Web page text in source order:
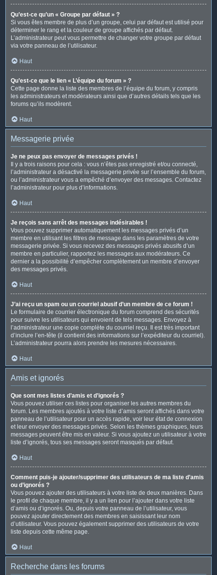
Qu’est-ce qu’un « Groupe par défaut » ?
Si vous êtes membre de plus d’un groupe, celui par défaut est utilisé pour
déterminer le rang et la couleur de groupe affichés par défaut.
L’administrateur peut vous permettre de changer votre groupe par défaut
via votre panneau de l’utilisateur.
Haut
Qu’est-ce que le lien « L’équipe du forum » ?
Cette page donne la liste des membres de l’équipe du forum, y compris
les administrateurs et modérateurs ainsi que d’autres détails tels que les
forums qu’ils modèrent.
Haut
Messagerie privée
Je ne peux pas envoyer de messages privés !
Il y a trois raisons pour cela : vous n’êtes pas enregistré et/ou connecté,
l’administrateur a désactivé la messagerie privée sur l’ensemble du forum,
ou l’administrateur vous a empêché d’envoyer des messages. Contactez
l’administrateur pour plus d’informations.
Haut
Je reçois sans arrêt des messages indésirables !
Vous pouvez supprimer automatiquement les messages privés d’un
membre en utilisant les filtres de message dans les paramètres de votre
messagerie privée. Si vous recevez des messages privés abusifs d’un
membre en particulier, rapportez les messages aux modérateurs. Ce
dernier a la possibilité d’empêcher complètement un membre d’envoyer
des messages privés.
Haut
J’ai reçu un spam ou un courriel abusif d’un membre de ce forum !
Le formulaire de courrier électronique du forum comprend des sécurités
pour suivre les utilisateurs qui envoient de tels messages. Envoyez à
l’administrateur une copie complète du courriel reçu. Il est très important
d’inclure l’en-tête (il contient des informations sur l’expéditeur du courriel).
L’administrateur pourra alors prendre les mesures nécessaires.
Haut
Amis et ignorés
Que sont mes listes d’amis et d’ignorés ?
Vous pouvez utiliser ces listes pour organiser les autres membres du
forum. Les membres ajoutés à votre liste d’amis seront affichés dans votre
panneau de l’utilisateur pour un accès rapide, voir leur état de connexion
et leur envoyer des messages privés. Selon les thèmes graphiques, leurs
messages peuvent être mis en valeur. Si vous ajoutez un utilisateur à votre
liste d’ignorés, tous ses messages seront masqués par défaut.
Haut
Comment puis-je ajouter/supprimer des utilisateurs de ma liste d’amis
ou d’ignorés ?
Vous pouvez ajouter des utilisateurs à votre liste de deux manières. Dans
le profil de chaque membre, il y a un lien pour l’ajouter dans votre liste
d’amis ou d’ignorés. Ou, depuis votre panneau de l’utilisateur, vous
pouvez ajouter directement des membres en saisissant leur nom
d’utilisateur. Vous pouvez également supprimer des utilisateurs de votre
liste depuis cette même page.
Haut
Recherche dans les forums